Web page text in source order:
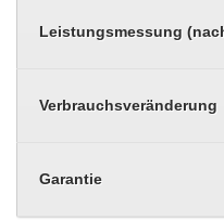
Leistungsmessung
Verbrauchsveränderung
Garantie